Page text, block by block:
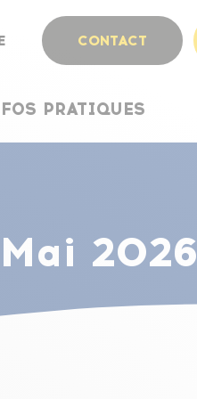
CONTACT
PRATIQUES
CONTACT
PRATIQUES
2026